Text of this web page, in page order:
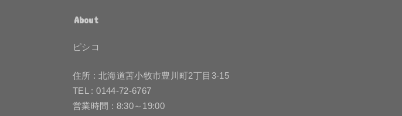
About
ピシコ
住所 : 北海道苫小牧市豊川町2丁目3-15
TEL : 0144-72-6767
営業時間 : 8:30～19:00